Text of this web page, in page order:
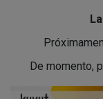
De momento,